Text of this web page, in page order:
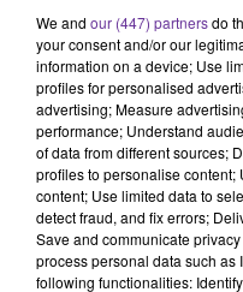
Algérie Tunisie
Les Unes du Maghreb
2 juin 2026 - 4 min 13 sec
ALGÉRIE-FRANCE :
ALGER CONDAMNE
We and our (447) partnersdo
your consent and/or our
information on a device; Use
profiles for personalised
advertising; Measure
performance; Understand
of data from different sources;
profiles to personalise
content; Use limited data to
detect fraud, and fix errors;
Save and communicate
process personal data such as
following functionalities: